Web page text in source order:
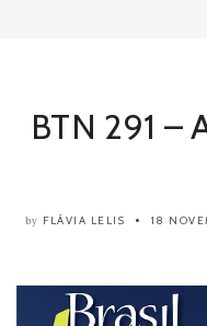
BTN 291 –
by FLÁVIA LELIS 18